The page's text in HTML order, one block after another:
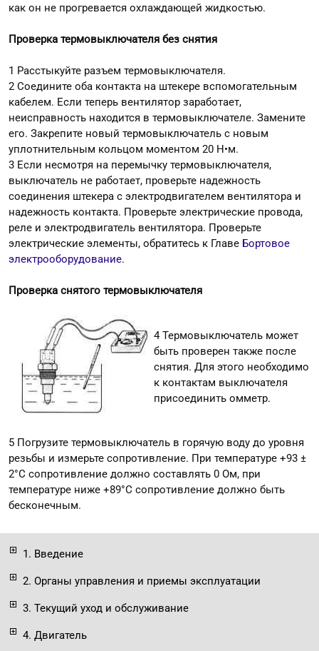
1. Введение
2. Органы управления и приемы эксплуатации
3. Текущий уход и обслуживание
4. Двигатель
как он не прогревается охлаждающей жидкостью.
Проверка термовыключателя без снятия
1 Расстыкуйте разъем термовыключателя.
2 Соедините оба контакта на штекере вспомогательным
кабелем. Если теперь вентилятор заработает,
неисправность находится в термовыключателе. Замените
его. Закрепите новый термовыключатель с новым
уплотнительным кольцом моментом 20 Н•м.
3 Если несмотря на перемычку термовыключателя,
выключатель не работает, проверьте надежность
соединения штекера с электродвигателем вентилятора и
надежность контакта. Проверьте электрические провода,
реле и электродвигатель вентилятора. Проверьте
электрические элементы, обратитесь к Главе Бортовое
электрооборудование.
Проверка снятого термовыключателя
4 Термовыключатель может
быть проверен также после
снятия. Для этого необходимо
к контактам выключателя
присоединить омметр.
5 Погрузите термовыключатель в горячую воду до уровня
резьбы и измерьте сопротивление. При температуре +93 ±
2°С сопротивление должно составлять 0 Ом, при
температуре ниже +89°С сопротивление должно быть
бесконечным.